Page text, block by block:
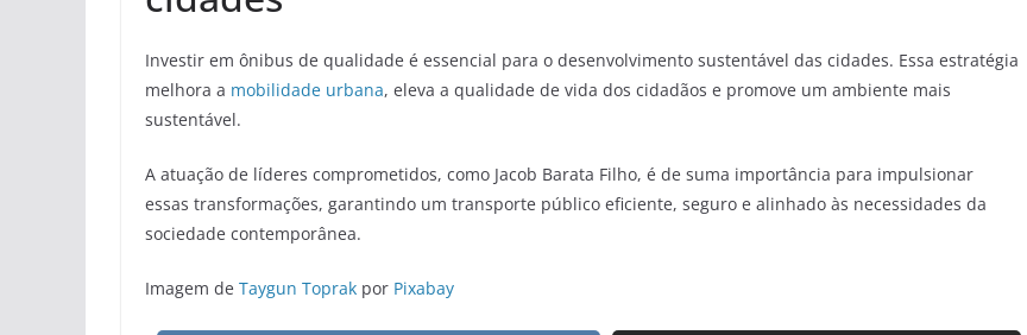
Investir em ônibus de qualidade é essencial para o desenvolvimento sustentável das cidades. Essa estratégia
melhora a mobilidade urbana, eleva a qualidade de vida dos cidadãos e promove um ambiente mais
sustentável.
A atuação de líderes comprometidos, como Jacob Barata Filho, é de suma importância para impulsionar
essas transformações, garantindo um transporte público eficiente, seguro e alinhado às necessidades da
sociedade contemporânea.
Imagem de Taygun Toprak por Pixabay